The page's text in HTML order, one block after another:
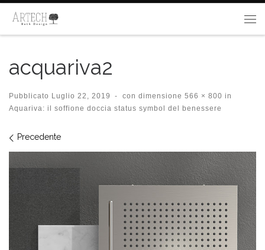
Passa al contenuto
acquariva2
Pubblicato Luglio 22, 2019 - con dimensione 566 × 800 in
Aquariva: il soffione doccia status symbol del benessere
Navigazione immagini
Precedente